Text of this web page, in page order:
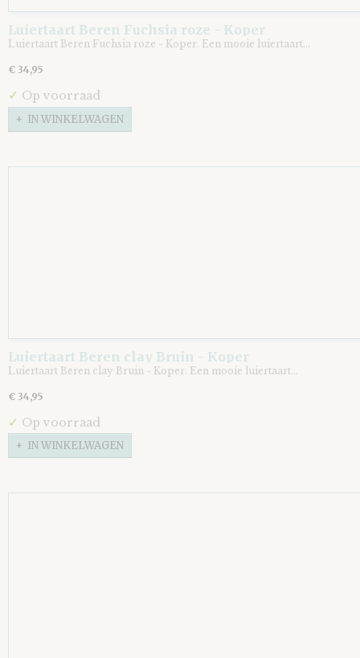
Luiertaart Beren Fuchsia roze - Koper
Luiertaart Beren Fuchsia roze - Koper. Een mooie luiertaart…
€ 34,95
✓ Op voorraad
IN WINKELWAGEN
Luiertaart Beren clay Bruin - Koper
Luiertaart Beren clay Bruin - Koper. Een mooie luiertaart…
€ 34,95
✓ Op voorraad
IN WINKELWAGEN